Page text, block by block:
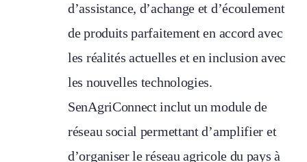
d’assistance, d’achange et d’écoulement
de produits parfaitement en accord avec
les réalités actuelles et en inclusion avec
les nouvelles technologies.
SenAgriConnect inclut un module de
réseau social permettant d’amplifier et
d’organiser le réseau agricole du pays à